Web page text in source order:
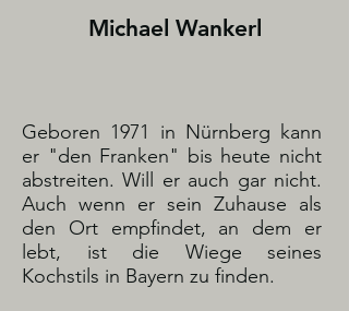
Michael Wankerl
Geboren 1971 in Nürnberg kann
er "den Franken" bis heute nicht
abstreiten. Will er auch gar nicht.
Auch wenn er sein Zuhause als
den Ort empfindet, an dem er
lebt, ist die Wiege seines
Kochstils in Bayern zu finden.